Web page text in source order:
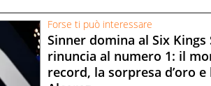
Forse ti può interessare
Sinner domina al Six Kings
rinuncia al numero 1: il
record, la sorpresa d’oro e